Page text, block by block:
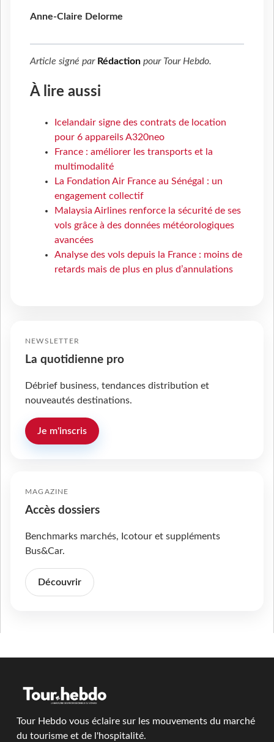
Anne-Claire Delorme
Article signé par Rédaction pour Tour Hebdo.
À lire aussi
Icelandair signe des contrats de location
pour 6 appareils A320neo
France : améliorer les transports et la
multimodalité
La Fondation Air France au Sénégal : un
engagement collectif
Malaysia Airlines renforce la sécurité de ses
vols grâce à des données météorologiques
avancées
Analyse des vols depuis la France : moins de
retards mais de plus en plus d’annulations
NEWSLETTER
La quotidienne pro
Débrief business, tendances distribution et
nouveautés destinations.
Je m'inscris
MAGAZINE
Accès dossiers
Benchmarks marchés, Icotour et suppléments
Bus&Car.
Découvrir
Tour Hebdo vous éclaire sur les mouvements du marché
du tourisme et de l'hospitalité.